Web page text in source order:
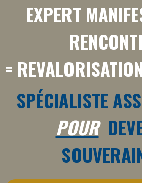
EXPERT
=
SPÉCIALISTE
POUR